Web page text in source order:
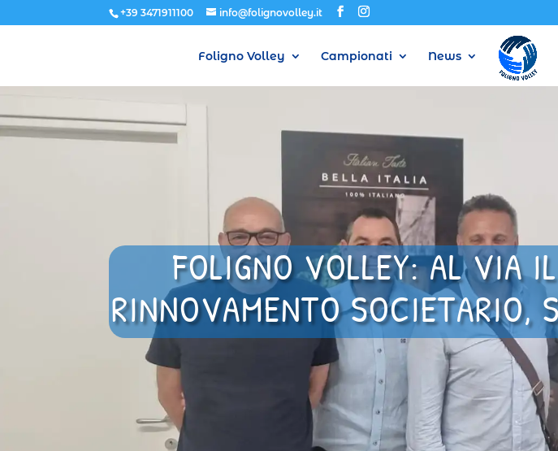
+39 3471911100 info@folignovolley.it
Foligno Volley Campionati News
FOLIGNO VOLLEY: AL VIA
RINNOVAMENTO SOCIETARIO,